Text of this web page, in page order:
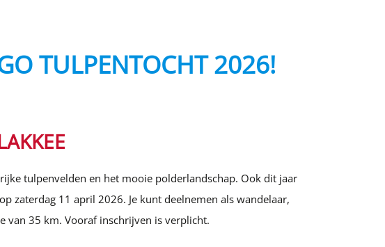
TULPENTOCHT 2026!
tulpenvelden en het mooie polderlandschap. Ook dit jaar
zaterdag 11 april 2026. Je kunt deelnemen als wandelaar,
van 35 km. Vooraf inschrijven is verplicht.